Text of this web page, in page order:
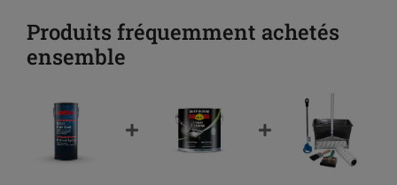
Produits fréquemment achetés
ensemble